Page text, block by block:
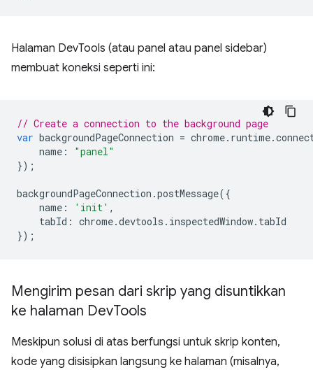
Halaman DevTools (atau panel atau panel sidebar)
membuat koneksi seperti ini:
// Create a connection to the background page
var backgroundPageConnection = chrome. runtime.
name :
"panel"
});
backgroundPageConnection .postMessage({
name : 'init' ,
tabId : chrome.devtools . inspectedWindow. tabId
});
Mengirim pesan dari skrip yang disuntikkan
ke halaman DevTools
Meskipun solusi di atas berfungsi untuk skrip konten,
kode yang disisipkan langsung ke halaman (misalnya,